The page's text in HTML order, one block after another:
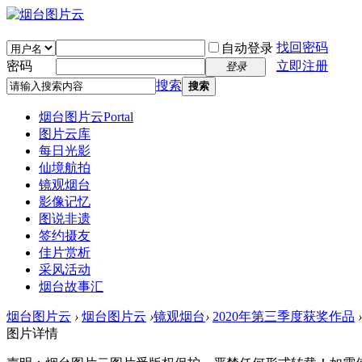
自动登录 找回密码
密码
登录
立即注册
搜索 搜索
烟台图片云Portal
图片云库
每日光影
仙境航拍
镜观烟台
影像记忆
图说非遗
签约摄友
佳片赏析
采风活动
烟台故事汇
烟台图片云 › 烟台图片云 ›镜观烟台› 2020年第三季度获奖作品 ›
图片详情